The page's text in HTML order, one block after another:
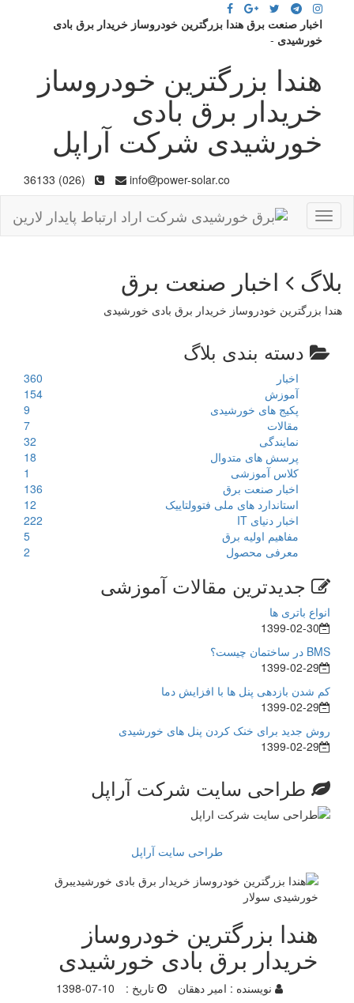
اخبار صنعت برق هندا بزرگترین خودروساز خریدار برق بادی
خورشیدی -
هندا بزرگترین خودروساز
خریدار برق بادی
خورشیدی شرکت آراپل
info power-solar.co
(026) 36133
Toggle
navigation
بلاگ اخبار صنعت برق
هندا بزرگترین خودروساز خریدار برق بادی خورشیدی
دسته بندی بلاگ
اخبار
360
آموزش
154
پکیج های خورشیدی
9
مقالات
7
نمایندگی
32
پرسش های متدوال
18
کلاس آموزشی
1
اخبار صنعت برق
136
استاندارد های ملی فتوولتاییک
12
اخبار دنیای IT
222
مفاهیم اولیه برق
5
معرفی محصول
2
جدیدترین مقالات آموزشی
انواع باتری ها
1399-02-30
BMS در ساختمان چیست؟
1399-02-29
کم شدن بازدهی پنل ها با افزایش دما
1399-02-29
روش جدید برای خنک کردن پنل های خورشیدی
1399-02-29
طراحی سایت شرکت آراپل
طراحی سایت آراپل
هندا بزرگترین خودروساز
خریدار برق بادی خورشیدی
نویسنده : امیر دهقان تاریخ :
1398-07-10